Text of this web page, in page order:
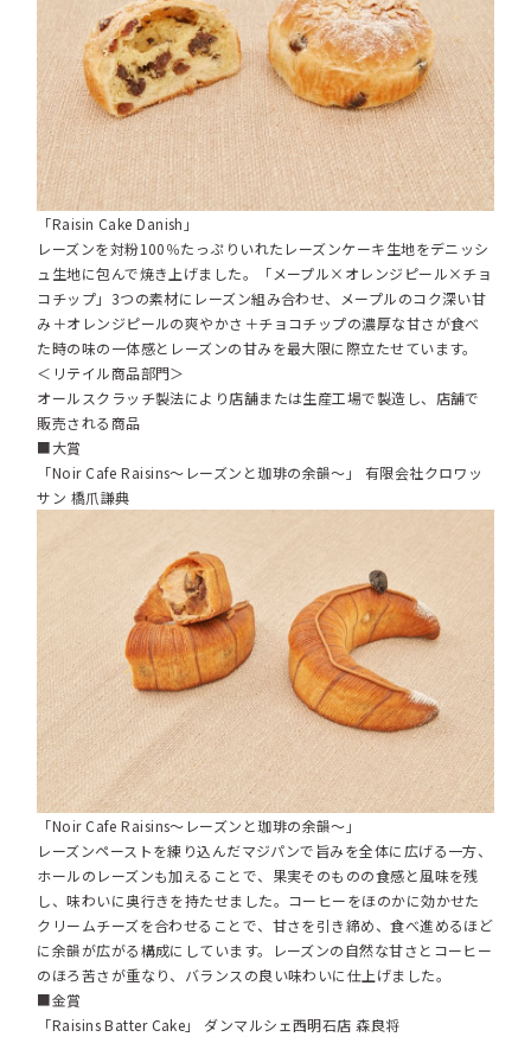
「Raisin Cake Danish」
レーズンを対粉100％たっぷりいれたレーズンケーキ生地をデニッシ
ュ生地に包んで焼き上げました。「メープル×オレンジピール×チョ
コチップ」3つの素材にレーズン組み合わせ、メープルのコク深い甘
み＋オレンジピールの爽やかさ＋チョコチップの濃厚な甘さが食べ
た時の味の一体感とレーズンの甘みを最大限に際立たせています。
＜リテイル商品部門＞
オールスクラッチ製法により店舗または生産工場で製造し、店舗で
販売される商品
■大賞
「Noir Cafe Raisins～レーズンと珈琲の余韻～」 有限会社クロワッ
サン 橋爪謙典
「Noir Cafe Raisins～レーズンと珈琲の余韻～」
レーズンペーストを練り込んだマジパンで旨みを全体に広げる一方、
ホールのレーズンも加えることで、果実そのものの食感と風味を残
し、味わいに奥行きを持たせました。コーヒーをほのかに効かせた
クリームチーズを合わせることで、甘さを引き締め、食べ進めるほど
に余韻が広がる構成にしています。レーズンの自然な甘さとコーヒー
のほろ苦さが重なり、バランスの良い味わいに仕上げました。
■金賞
「Raisins Batter Cake」 ダンマルシェ西明石店 森良将